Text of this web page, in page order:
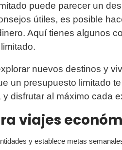
puede parecer un
útiles, es posible
Aquí tienes algunos
nuevos destinos y
un presupuesto limitado
disfrutar al máximo cada
viajes
y establece metas